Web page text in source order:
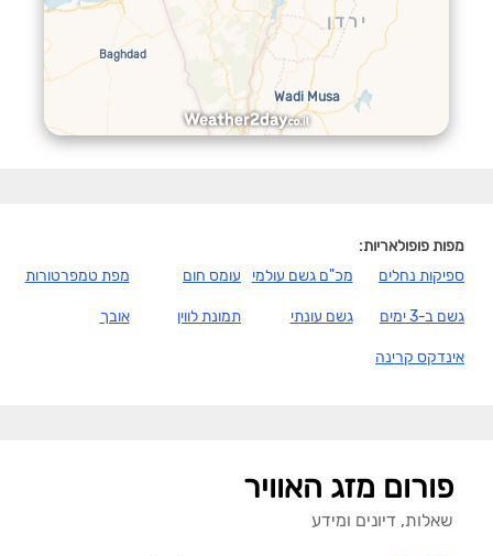
Nekhel
Baghdad
ירדן
Wadi Musa
מפות פופולאריות:
ספיקות נחלים
מכ"ם גשם עולמי עומס חום מפת טמפרטורות
גשם ב-3 ימים גשם עונתי תמונת לווין אובך
אינדקס קרינה
פורום מזג האוויר
שאלות, דיונים ומידע